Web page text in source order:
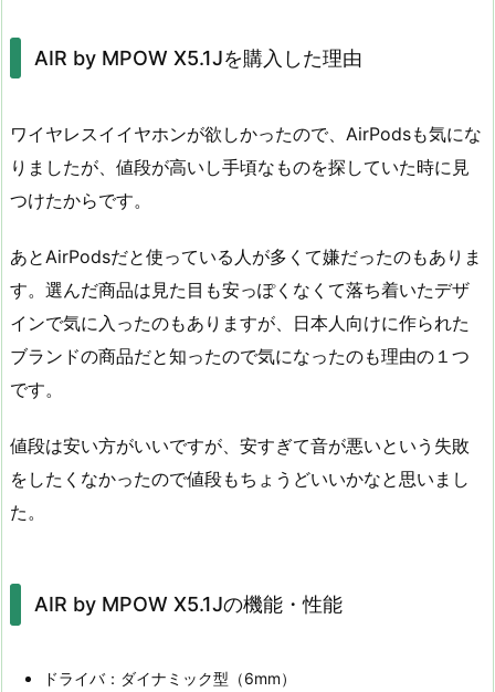
AIR by MPOW X5.1Jを購入した理由
ワイヤレスイイヤホンが欲しかったので、AirPodsも気にな
りましたが、値段が高いし手頃なものを探していた時に見
つけたからです。
あとAirPodsだと使っている人が多くて嫌だったのもありま
す。選んだ商品は見た目も安っぽくなくて落ち着いたデザ
インで気に入ったのもありますが、日本人向けに作られた
ブランドの商品だと知ったので気になったのも理由の１つ
です。
値段は安い方がいいですが、安すぎて音が悪いという失敗
をしたくなかったので値段もちょうどいいかなと思いまし
た。
AIR by MPOW X5.1Jの機能・性能
ドライバ：ダイナミック型（6mm）